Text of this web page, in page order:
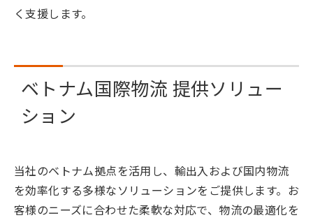
く支援します。
ベトナム国際物流 提供ソリュー
ション
当社のベトナム拠点を活用し、輸出入および国内物流
を効率化する多様なソリューションをご提供します。お
客様のニーズに合わせた柔軟な対応で、物流の最適化を